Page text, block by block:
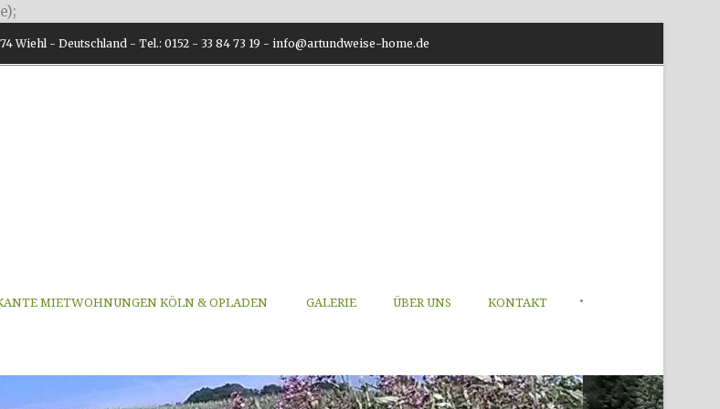
Wiehl - Deutschland - Tel.: 0152 - 33 84 73 19 - info@artundweise-home.de
MIETWOHNUNGEN KÖLN & OPLADEN GALERIE ÜBER UNS KONTAKT •